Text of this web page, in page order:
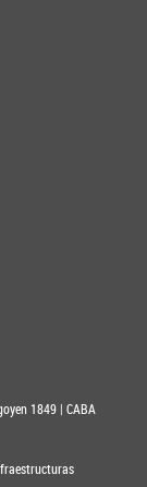
1849 | CABA